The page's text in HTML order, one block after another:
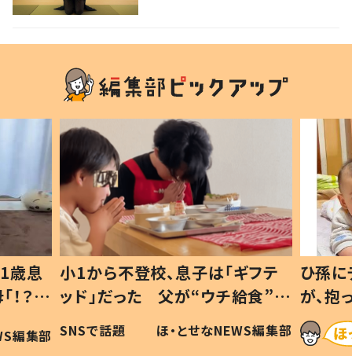
歳息
？」
編集部
小1から不登校、息子は「ギフテ
ッド」だった 父が“ウチ給食”を
作り続ける理由とは #令和の親
#令和の子
SNSで話題 ほ・とせなNEWS編集部
ひ孫
が、
「涙が
い」